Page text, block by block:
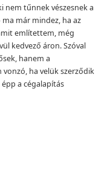
nem tűnnek vészesnek a
már mindez, ha az
említettem, még
kedvező áron. Szóval
hanem a
ha velük szerződik
a cégalapítás